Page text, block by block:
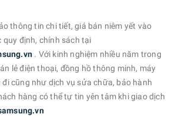
thông tin chi tiết, giá bán niêm yết vào
quy định, chính sách tại
. Với kinh nghiệm nhiều năm trong
lẻ điện thoại, đồng hồ thông minh, máy
cũng như dịch vụ sửa chữa, bảo hành
hàng có thể tự tin yên tâm khi giao dịch